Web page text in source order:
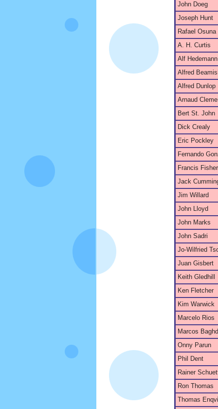
John Doeg
Joseph Hunt
Rafael Osuna
A. H. Curtis
Alf Hedemann
Alfred
Alfred Dunlop
Arnaud
Bert St. John
Dick Crealy
Eric Pockley
Fernando
Francis Fisher
Jack
Jim Willard
John Lloyd
John Marks
John Sadri
Jo-Wilfried
Juan Gisbert
Keith Gledhill
Ken Fletcher
Kim Warwick
Marcelo Rios
Marcos
Onny Parun
Phil Dent
Rainer
Ron Thomas
Thomas